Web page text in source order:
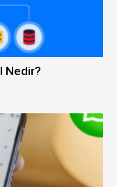
Nedir?